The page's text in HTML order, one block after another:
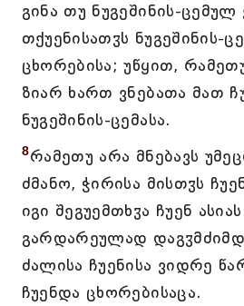
გინა თუ ნუგეშინის-
თქუენისათჳს ნუგეშინის-
ცხორებისა; უწყით,
ზიარ ხართ ვნებათა მათ
ნუგეშინის-ცემასა.
8რამეთუ არა მნებავს
ძმანო, ჭირისა მისთჳს
იგი შეგუემთხჳა ჩუენ
გარდარეულად
ძალისა ჩუენისა ვიდრე
ჩუენდა ცხორებისაცა.